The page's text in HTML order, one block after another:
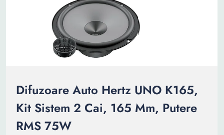
Difuzoare Auto Hertz UNO K165,
Kit Sistem 2 Cai, 165 Mm, Putere
RMS 75W